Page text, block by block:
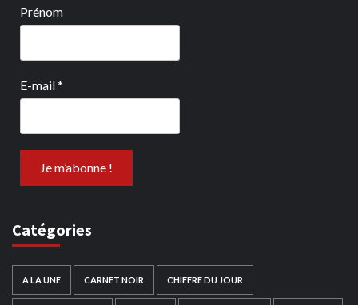
Prénom
E-mail*
Catégories
A LA UNE CARNET NOIR CHIFFRE DU JOUR